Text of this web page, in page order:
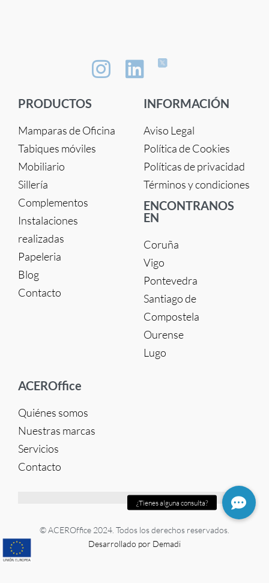
PRODUCTOS
Mamparas de Oficina
Tabiques móviles
Mobiliario
Sillería
Complementos
Instalaciones
realizadas
Papeleria
Blog
Contacto
INFORMACIÓN
Aviso Legal
Política de Cookies
Políticas de privacidad
Términos y condiciones
ENCONTRANOS
EN
Coruña
Vigo
Pontevedra
Santiago de
Compostela
Ourense
Lugo
ACEROffice
Quiénes somos
Nuestras marcas
Servicios
Contacto
© ACEROffice 2024. Todos los derechos reservados.
Desarrollado por Demadi